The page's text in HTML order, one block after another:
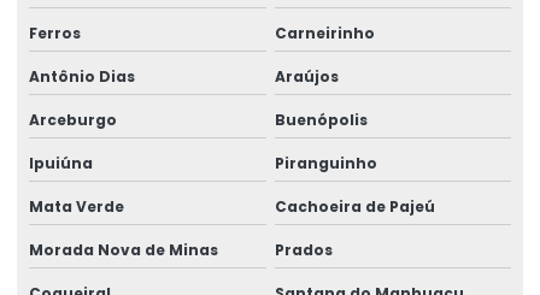
Ferros Carneirinho
Antônio Dias Araújos
Arceburgo Buenópolis
Ipuiúna Piranguinho
Mata Verde Cachoeira de Pajeú
Morada Nova de Minas Prados